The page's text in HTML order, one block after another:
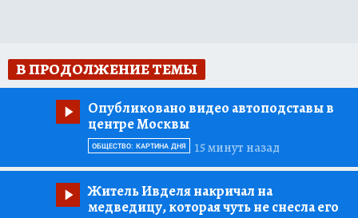
В ПРОДОЛЖЕНИЕ ТЕМЫ
Опубликовано видео автоподставы в
центре Москвы
15 минут назад
ОБЩЕСТВО: КАРТИНА ДНЯ
Житель Ивделя накричал на
медведицу, которая чуть не снесла его